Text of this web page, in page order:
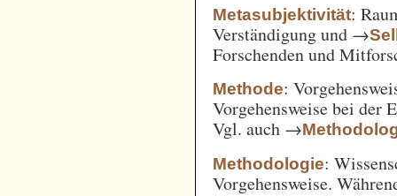
Metasubjektivität:
Verständigung und →
Forschenden und
Methode:
Vorgehensweise bei der
Vgl. auch →
Methodologie:
Vorgehensweise.